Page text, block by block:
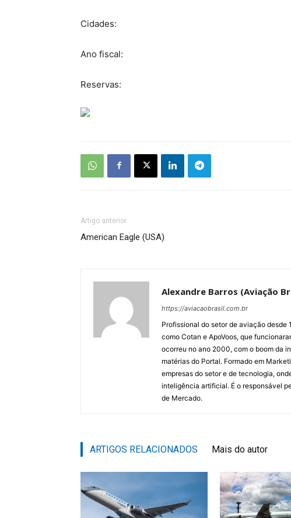
Cidades:
Ano fiscal:
Reservas:
Artigo anterior
American Eagle (USA)
Alexandre Barros (Aviação
https://aviacaobrasil.com.br
Profissional do setor de aviação
como Cotan e ApoVoos, que
ocorreu no ano 2000, com o boom da
matérias do Portal. Formado em
empresas do setor e de tecnologia,
inteligência artificial. É o responsável
de Mercado.
ARTIGOS RELACIONADOS Mais do autor